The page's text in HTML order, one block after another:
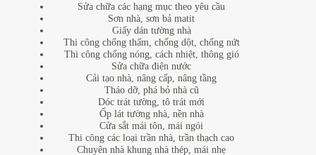
Sửa chữa các hạng mục theo yêu cầu
Sơn nhà, sơn bả matit
Giấy dán tường nhà
Thi công chống thấm, chống dột, chống nứt
Thi công chống nóng, cách nhiệt, thông gió
Sửa chữa điện nước
Cải tạo nhà, nâng cấp, nâng tầng
Tháo dỡ, phá bỏ nhà cũ
Dóc trát tường, tô trát mới
Ốp lát tường nhà, nền nhà
Cửa sắt mái tôn, mái ngói
Thi công các loại trần nhà, trần thạch cao
Chuyên nhà khung nhà thép, mái nhẹ